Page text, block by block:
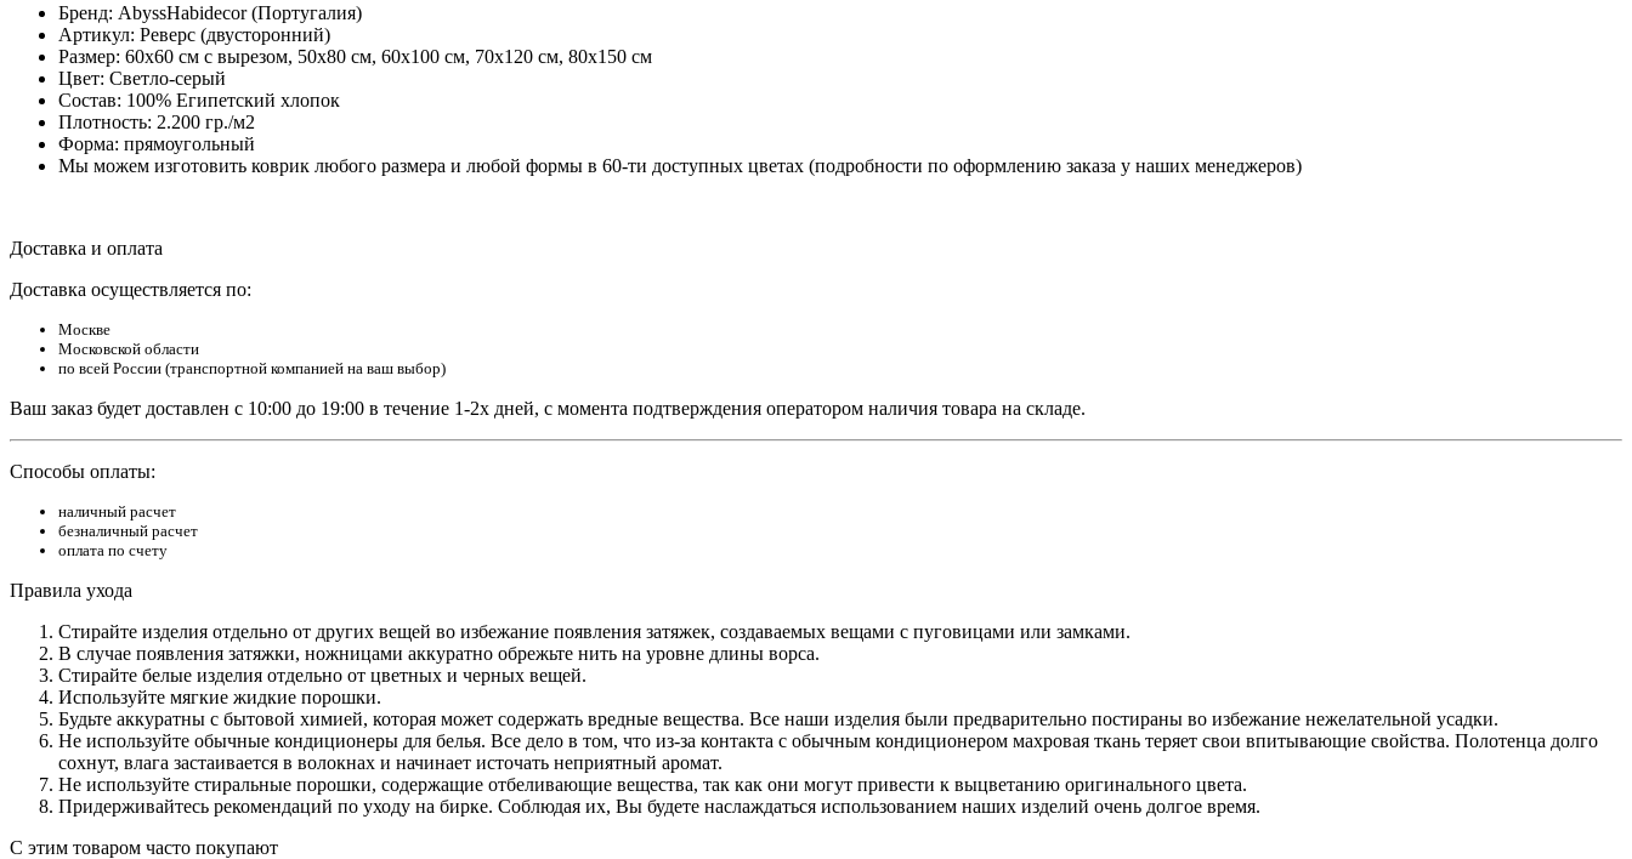
Бренд: AbyssHabidecor (Португалия)
Артикул: Реверс (двусторонний)
Размер: 60х60 см с вырезом, 50х80 см, 60х100 см, 70х120 см, 80х150 см
Цвет: Светло-серый
Состав: 100% Египетский хлопок
Плотность: 2.200 гр./м2
Форма: прямоугольный
Мы можем изготовить коврик любого размера и любой формы в 60-ти доступных цветах (подробности по оформлению заказа у наших менеджеров)
Доставка и оплата
Доставка осуществляется по:
Москве
Московской области
по всей России (транспортной компанией на ваш выбор)
Ваш заказ будет доставлен с 10:00 до 19:00 в течение 1-2х дней, с момента подтверждения оператором наличия товара на складе.
Способы оплаты:
наличный расчет
безналичный расчет
оплата по счету
Правила ухода
Стирайте изделия отдельно от других вещей во избежание появления затяжек, создаваемых вещами с пуговицами или замками.
В случае появления затяжки, ножницами аккуратно обрежьте нить на уровне длины ворса.
Стирайте белые изделия отдельно от цветных и черных вещей.
Используйте мягкие жидкие порошки.
Будьте аккуратны с бытовой химией, которая может содержать вредные вещества. Все наши изделия были предварительно постираны во избежание нежелательной усадки.
Не используйте обычные кондиционеры для белья. Все дело в том, что из-за контакта с обычным кондиционером махровая ткань теряет свои впитывающие свойства. Полотенца долго
сохнут, влага застаивается в волокнах и начинает источать неприятный аромат.
Не используйте стиральные порошки, содержащие отбеливающие вещества, так как они могут привести к выцветанию оригинального цвета.
Придерживайтесь рекомендаций по уходу на бирке. Соблюдая их, Вы будете наслаждаться использованием наших изделий очень долгое время.
С этим товаром часто покупают